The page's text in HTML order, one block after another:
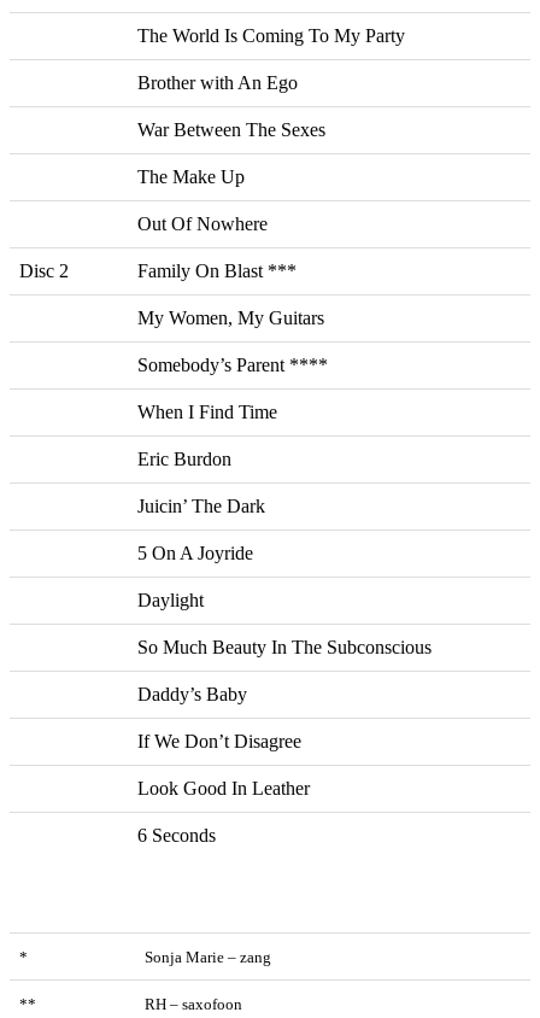
The World Is Coming To My Party
Brother with An Ego
War Between The Sexes
The Make Up
Out Of Nowhere
Disc 2 Family On Blast ***
My Women, My Guitars
Somebody’s Parent ****
When I Find Time
Eric Burdon
Juicin’ The Dark
5 On A Joyride
Daylight
So Much Beauty In The Subconscious
Daddy’s Baby
If We Don’t Disagree
Look Good In Leather
6 Seconds
* Sonja Marie – zang
** RH – saxofoon